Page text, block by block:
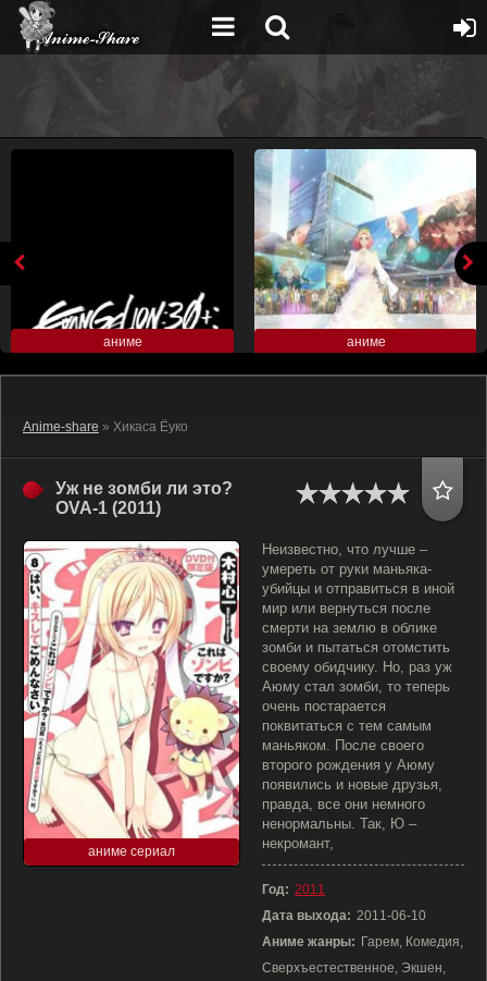
аниме аниме
Anime-share » Хикаса Ёуко
Уж не зомби ли это?
OVA-1 (2011)
аниме сериал
Неизвестно, что лучше –
умереть от руки маньяка-
убийцы и отправиться в иной
мир или вернуться после
смерти на землю в облике
зомби и пытаться отомстить
своему обидчику. Но, раз уж
Аюму стал зомби, то теперь
очень постарается
поквитаться с тем самым
маньяком. После своего
второго рождения у Аюму
появились и новые друзья,
правда, все они немного
ненормальны. Так, Ю –
некромант,
Год: 2011
Дата выхода: 2011-06-10
Аниме жанры: Гарем, Комедия,
Сверхъестественное, Экшен,